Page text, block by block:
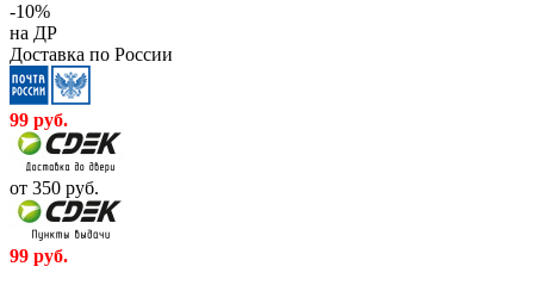
-10%
на ДР
Доставка по России
99 руб.
от 350 руб.
99 руб.